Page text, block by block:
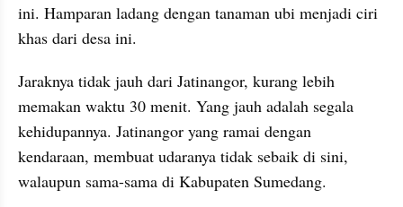
ini. Hamparan ladang dengan tanaman ubi menjadi ciri
khas dari desa ini.
Jaraknya tidak jauh dari Jatinangor, kurang lebih
memakan waktu 30 menit. Yang jauh adalah segala
kehidupannya. Jatinangor yang ramai dengan
kendaraan, membuat udaranya tidak sebaik di sini,
walaupun sama-sama di Kabupaten Sumedang.